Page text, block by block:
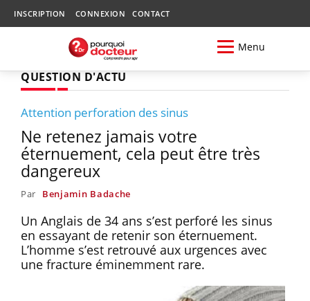
INSCRIPTION CONNEXION CONTACT
Menu
QUESTION D'ACTU
Attention perforation des sinus
Ne retenez jamais votre
éternuement, cela peut être très
dangereux
Par Benjamin Badache
Un Anglais de 34 ans s’est perforé les sinus
en essayant de retenir son éternuement.
L’homme s’est retrouvé aux urgences avec
une fracture éminemment rare.